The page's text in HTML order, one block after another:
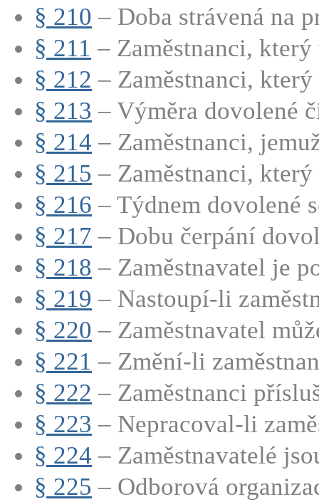
§ 210 – Doba strávená na
§ 211 – Zaměstnanci,
§ 212 – Zaměstnanci, který
§ 213 – Výměra dovolené
§ 214 – Zaměstnanci,
§ 215 – Zaměstnanci,
§ 216 – Týdnem dovolené
§ 217 – Dobu čerpání
§ 218 – Zaměstnavatel je
§ 219 – Nastoupí-li
§ 220 – Zaměstnavatel
§ 221 – Změní-li
§ 222 – Zaměstnanci
§ 223 – Nepracoval-li
§ 224 – Zaměstnavatelé
§ 225 – Odborová